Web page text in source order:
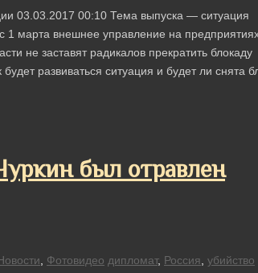
03.03.2017 00:10 Тема выпуска — ситуация
марта внешнее управление на
не заставят радикалов прекратить блокаду
развиваться ситуация и будет ли снята
был отравлен
Фотовидео дипломат, Россия убийство